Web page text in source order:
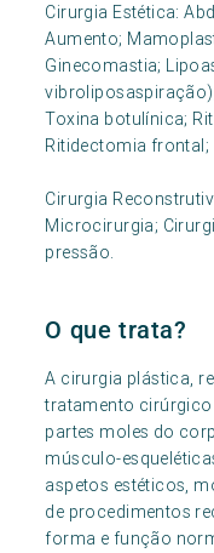
Cirurgia Estética:
Aumento;
Ginecomastia;
Toxina botulínica;
Ritidectomia frontal;
Cirurgia
Microcirurgia;
pressão.
O que trata?
A cirurgia plástica,
tratamento cirúrgico
partes moles do
músculo-
aspetos estéticos,
de procedimentos
forma e função